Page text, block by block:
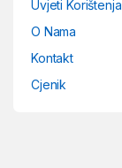
Uvjeti Korištenja
O Nama
Kontakt
Cjenik